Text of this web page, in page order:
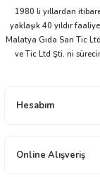
1980 li yıllardan
yaklaşık 40 yıldır
Malatya Gıda San Tic
ve Tic Ltd Şti. ni
yakın çalışanı ve
sektöründe faaliyet
anlayışını
Hesabım
Online Alışveriş